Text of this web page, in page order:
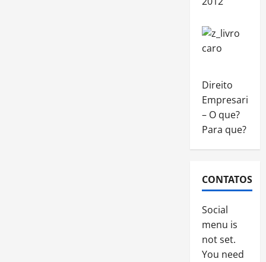
Direito
Empresarial
– O que?
Para que?
CONTATOS
Social
menu is
not set.
You need